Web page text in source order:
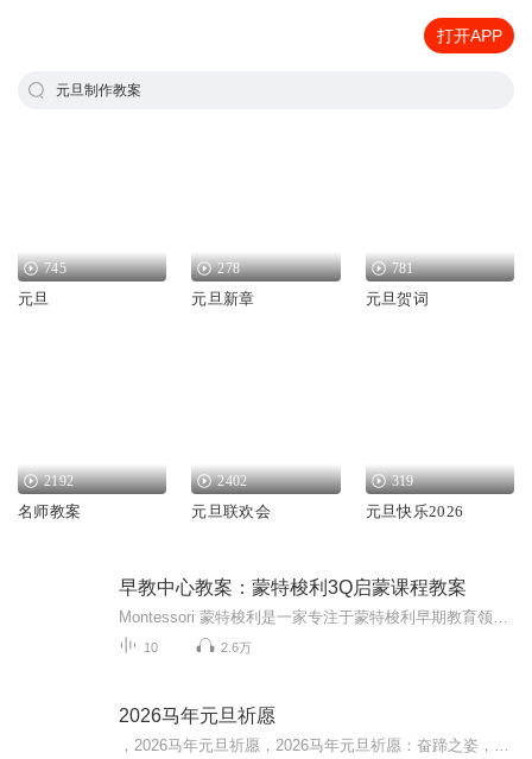
打开APP
元旦制作教案
745
元旦
278
元旦新章
781
元旦贺词
2192
名师教案
2402
元旦联欢会
319
元旦快乐2026
早教中心教案：蒙特梭利3Q启蒙课程教案
10 2.6万
2026马年元旦祈愿